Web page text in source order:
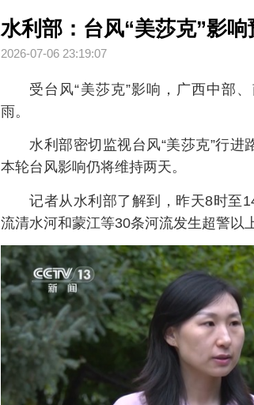
水利部：台风“美莎克”影
2026-07-06 23:19:07
受台风“美莎克”影响，广西中部
雨。
水利部密切监视台风“美莎克”行
本轮台风影响仍将维持两天。
记者从水利部了解到，昨天8时至
流清水河和蒙江等30条河流发生超警以